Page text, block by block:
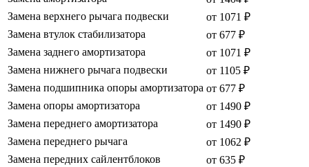
Замена верхнего рычага подвески
от 1071 ₽
Замена втулок стабилизатора
от 677 ₽
Замена заднего амортизатора
от 1071 ₽
Замена нижнего рычага подвески
от 1105 ₽
Замена подшипника опоры амортизатора от 677 ₽
Замена опоры амортизатора
от 1490 ₽
Замена переднего амортизатора
от 1490 ₽
Замена переднего рычага
от 1062 ₽
Замена передних сайлентблоков
от 635 ₽